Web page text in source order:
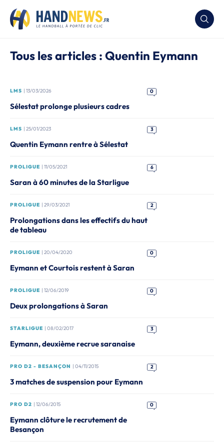
Tous les articles : Quentin Eymann
LMS | 13/03/2026 0
Sélestat prolonge plusieurs cadres
LMS | 25/01/2023 3
Quentin Eymann rentre à Sélestat
PROLIGUE | 11/05/2021 6
Saran à 60 minutes de la Starligue
PROLIGUE | 29/03/2021 2
Prolongations dans les effectifs du haut
de tableau
PROLIGUE | 20/04/2020 0
Eymann et Courtois restent à Saran
PROLIGUE | 12/06/2019 0
Deux prolongations à Saran
STARLIGUE | 08/02/2017 3
Eymann, deuxième recrue saranaise
PRO D2 - BESANÇON | 04/11/2015 2
3 matches de suspension pour Eymann
PRO D2 | 12/06/2015 0
Eymann clôture le recrutement de
Besançon